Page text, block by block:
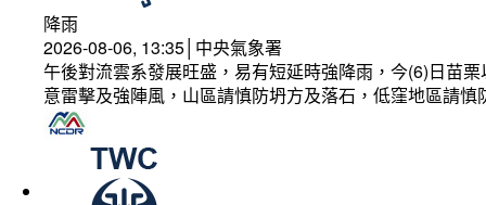
降雨
2026-08-06, 13:35│中央氣象署
午後對流雲系發展旺盛，易有短延時強降雨，今(6)日苗
意雷擊及強陣風，山區請慎防坍方及落石，低窪地區請